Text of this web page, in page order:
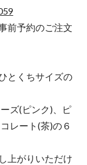
前予約のご注文
とくちサイズの
ズ(ピンク)、ピ
レート(茶)の６
上がりいただけ